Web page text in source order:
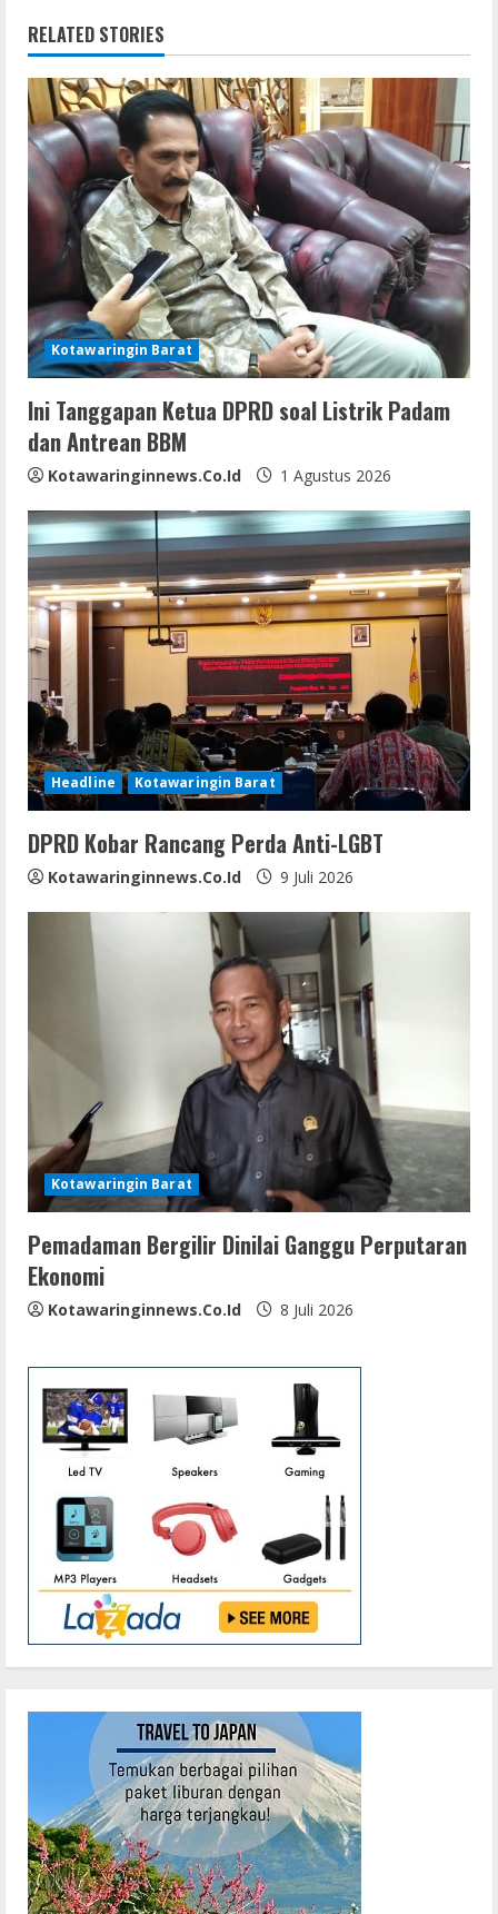
n
u
e
R
e
a
d
i
n
g
RELATED STORIES
Kotawaringin Barat
Ini Tanggapan Ketua DPRD soal Listrik Padam
dan Antrean BBM
Kotawaringinnews.co.id 1 Agustus 2026
Headline Kotawaringin Barat
DPRD Kobar Rancang Perda Anti-LGBT
Kotawaringinnews.co.id 9 Juli 2026
Kotawaringin Barat
Pemadaman Bergilir Dinilai Ganggu Perputaran
Ekonomi
Kotawaringinnews.co.id 8 Juli 2026